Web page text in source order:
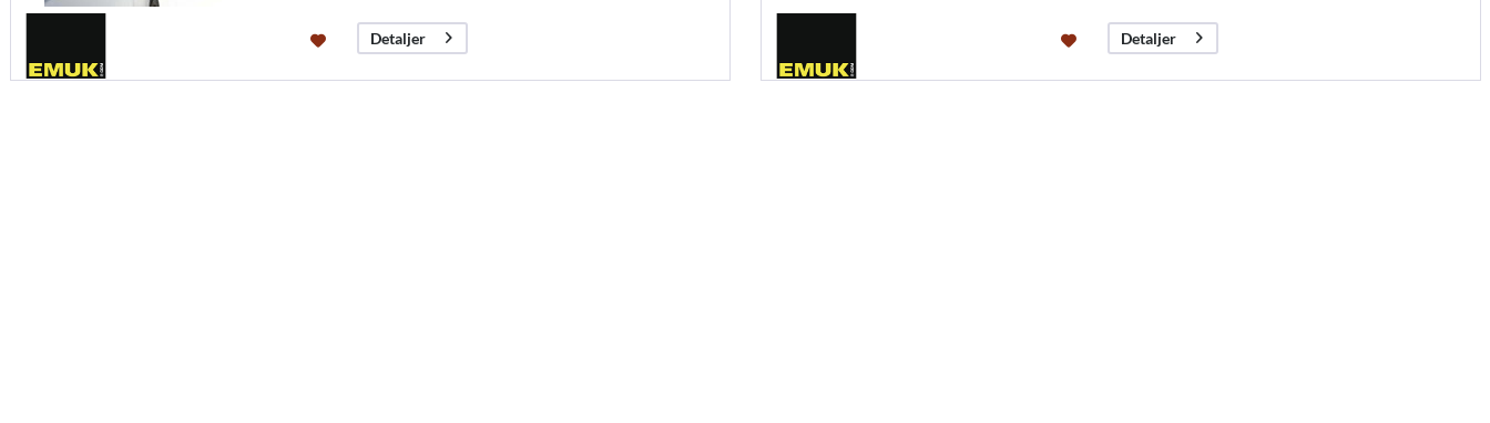
Detaljer Detaljer